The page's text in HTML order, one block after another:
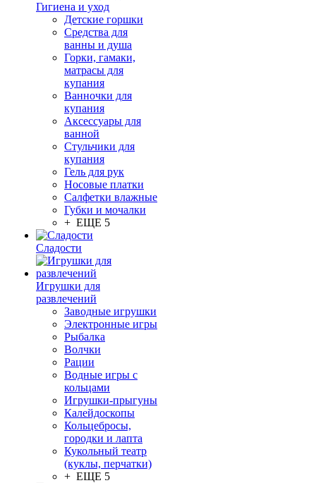
Гигиена и уход
Детские горшки
Средства для
ванны и душа
Горки, гамаки,
матрасы для
купания
Ванночки для
купания
Аксессуары для
ванной
Стульчики для
купания
Гель для рук
Носовые платки
Салфетки влажные
Губки и мочалки
+ ЕЩЕ 5
Сладости
Игрушки для
развлечений
Заводные игрушки
Электронные игры
Рыбалка
Волчки
Рации
Водные игры с
кольцами
Игрушки-прыгуны
Калейдоскопы
Кольцебросы,
городки и лапта
Кукольный театр
(куклы, перчатки)
+ ЕЩЕ 5